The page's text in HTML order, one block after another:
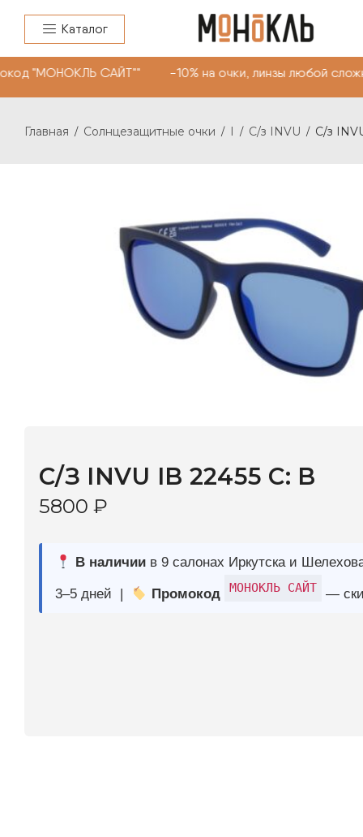
Каталог
"МОНОКЛЬ САЙТ"" -10% на очки, линзы любой
Главная / Солнцезащитные очки / I / С/з INVU / С/з
В наличии в 9 салонах Иркутска и Шелехова |